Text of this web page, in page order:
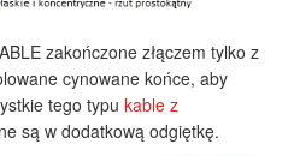
zakończone złączem tylko z
cynowane końce, aby
tego typu kable z
są w dodatkową odgiętkę.